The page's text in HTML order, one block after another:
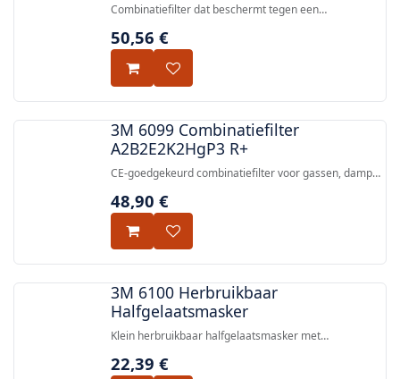
Combinatiefilter dat beschermt tegen een
een laag profiel en lage inademingsweerstand.
50,56 €
3M 6099 Combinatiefilter
A2B2E2K2HgP3 R+
CE-goedgekeurd combinatiefilter voor gassen, dampen
gebruik met 3M herbruikbare halfgelaats- en
volgelaatsmaskers.
48,90 €
3M 6100 Herbruikbaar
Halfgelaatsmasker
Klein herbruikbaar halfgelaatsmasker met
masker en dubbele-filterontwerp voor bescherming
22,39 €